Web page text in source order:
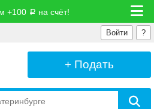
+100 руб на счёт!
?
Войти
+ Подать